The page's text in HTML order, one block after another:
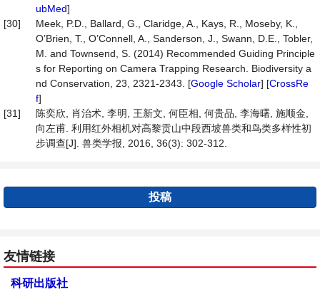
ubMed]
[30]
Meek, P.D., Ballard, G., Claridge, A., Kays, R., Moseby, K.,
O’Brien, T., O’Connell, A., Sanderson, J., Swann, D.E., Tobler,
M. and Townsend, S. (2014) Recommended Guiding Principle
s for Reporting on Camera Trapping Research. Biodiversity a
nd Conservation, 23, 2321-2343. [Google Scholar] [CrossRe
f]
[31]
陈奕欣, 肖治术, 李明, 王新文, 何臣相, 何贵品, 李海曙, 施顺金,
向左甫. 利用红外相机对高黎贡山中段西坡兽类和鸟类多样性初
步调查[J]. 兽类学报, 2016, 36(3): 302-312.
投稿
友情链接
科研出版社